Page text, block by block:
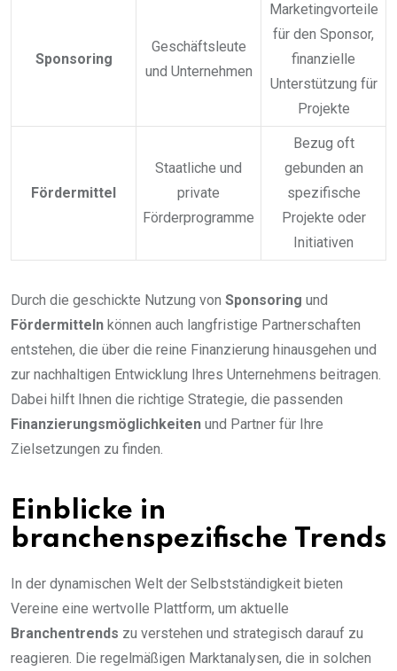
Sponsoring
Geschäftsleute
und Unternehmen
Marketingvorteile
für den Sponsor,
finanzielle
Unterstützung für
Projekte
Fördermittel
Staatliche und
private
Förderprogramme
Bezug oft
gebunden an
spezifische
Projekte oder
Initiativen
Durch die geschickte Nutzung von Sponsoring und
Fördermitteln können auch langfristige Partnerschaften
entstehen, die über die reine Finanzierung hinausgehen und
zur nachhaltigen Entwicklung Ihres Unternehmens beitragen.
Dabei hilft Ihnen die richtige Strategie, die passenden
Finanzierungsmöglichkeiten und Partner für Ihre
Zielsetzungen zu finden.
Einblicke in
branchenspezifische Trends
In der dynamischen Welt der Selbstständigkeit bieten
Vereine eine wertvolle Plattform, um aktuelle
Branchentrends zu verstehen und strategisch darauf zu
reagieren. Die regelmäßigen Marktanalysen, die in solchen